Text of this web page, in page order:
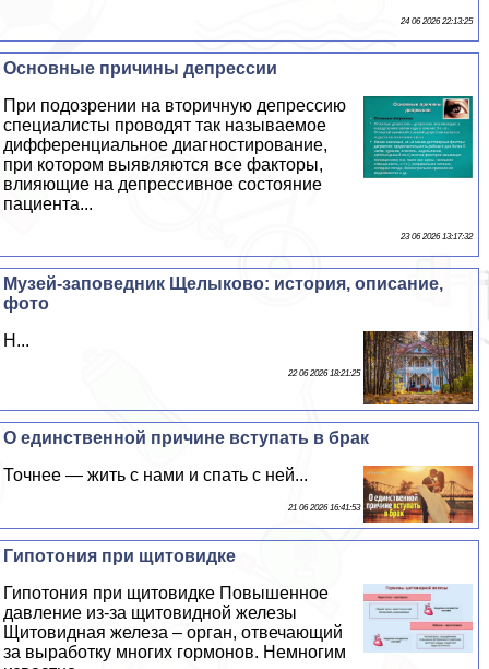
24 06 2026 22:13:25
Основные причины депрессии
При подозрении на вторичную депрессию
специалисты проводят так называемое
дифференциальное диагностирование,
при котором выявляются все факторы,
влияющие на депрессивное состояние
пациента...
23 06 2026 13:17:32
Музей-заповедник Щелыково: история, описание,
фото
Н...
22 06 2026 18:21:25
О единственной причине вступать в бpaк
Точнее — жить с нами и спать с ней...
21 06 2026 16:41:53
Гипотония при щитовидке
Гипотония при щитовидке Повышенное
давление из-за щитовидной железы
Щитовидная железа – орган, отвечающий
за выработку многих гормонов. Немногим